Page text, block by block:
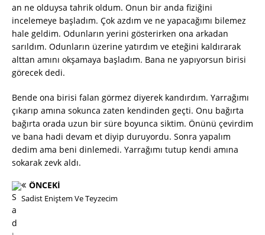
an ne olduysa tahrik oldum. Onun bir anda fiziğini
incelemeye başladım. Çok azdım ve ne yapacağımı bilemez
hale geldim. Odunların yerini gösterirken ona arkadan
sarıldım. Odunların üzerine yatırdım ve eteğini kaldırarak
alttan amını okşamaya başladım. Bana ne yapıyorsun birisi
görecek dedi.
Bende ona birisi falan görmez diyerek kandırdım. Yarrağımı
çıkarıp amına sokunca zaten kendinden geçti. Onu bağırta
bağırta orada uzun bir süre boyunca siktim. Önünü çevirdim
ve bana hadi devam et diyip duruyordu. Sonra yapalım
dedim ama beni dinlemedi. Yarrağımı tutup kendi amına
sokarak zevk aldı.
ÖNCEKI
Sadist Eniştem Ve Teyzecim